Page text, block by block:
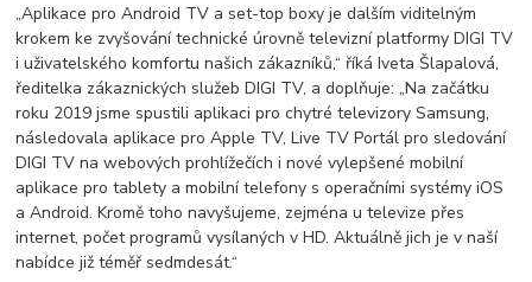
„Aplikace pro Android TV a set-top boxy je dalším viditelným
krokem ke zvyšování technické úrovně televizní platformy DIGI TV
i uživatelského komfortu našich zákazníků,“ říká Iveta Šlapalová,
ředitelka zákaznických služeb DIGI TV, a doplňuje: „Na začátku
roku 2019 jsme spustili aplikaci pro chytré televizory Samsung,
následovala aplikace pro Apple TV, Live TV Portál pro sledování
DIGI TV na webových prohlížečích i nové vylepšené mobilní
aplikace pro tablety a mobilní telefony s operačními systémy iOS
a Android. Kromě toho navyšujeme, zejména u televize přes
internet, počet programů vysílaných v HD. Aktuálně jich je v naší
nabídce již téměř sedmdesát.“